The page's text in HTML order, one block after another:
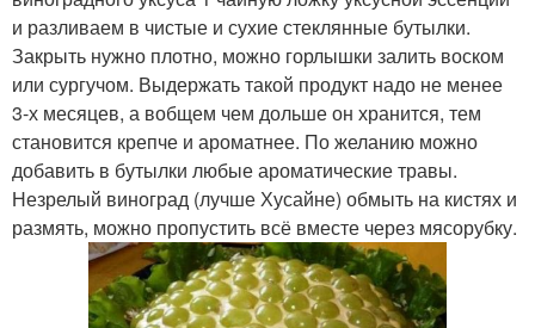
и разливаем в чистые и сухие стеклянные бутылки.
Закрыть нужно плотно, можно горлышки залить воском
или сургучом. Выдержать такой продукт надо не менее
3-х месяцев, а вобщем чем дольше он хранится, тем
становится крепче и ароматнее. По желанию можно
добавить в бутылки любые ароматические травы.
Незрелый виноград (лучше Хусайне) обмыть на кистях и
размять, можно пропустить всё вместе через мясорубку.